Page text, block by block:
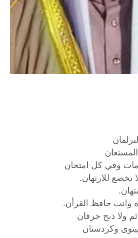
وفي كل امتحان
تخضع للارتهان.
وانت حافظ القرأن.
ولا ذبح خرفان
وكردستان